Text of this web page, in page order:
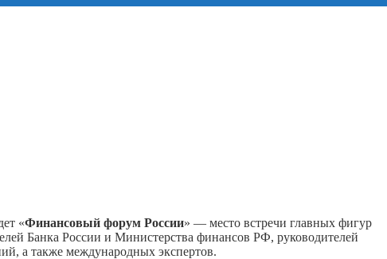
«Финансовый форум России» — место встречи главных фигур
Банка России и Министерства финансов РФ, руководителей
а также международных экспертов.